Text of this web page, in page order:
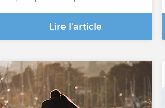
Lire l'article